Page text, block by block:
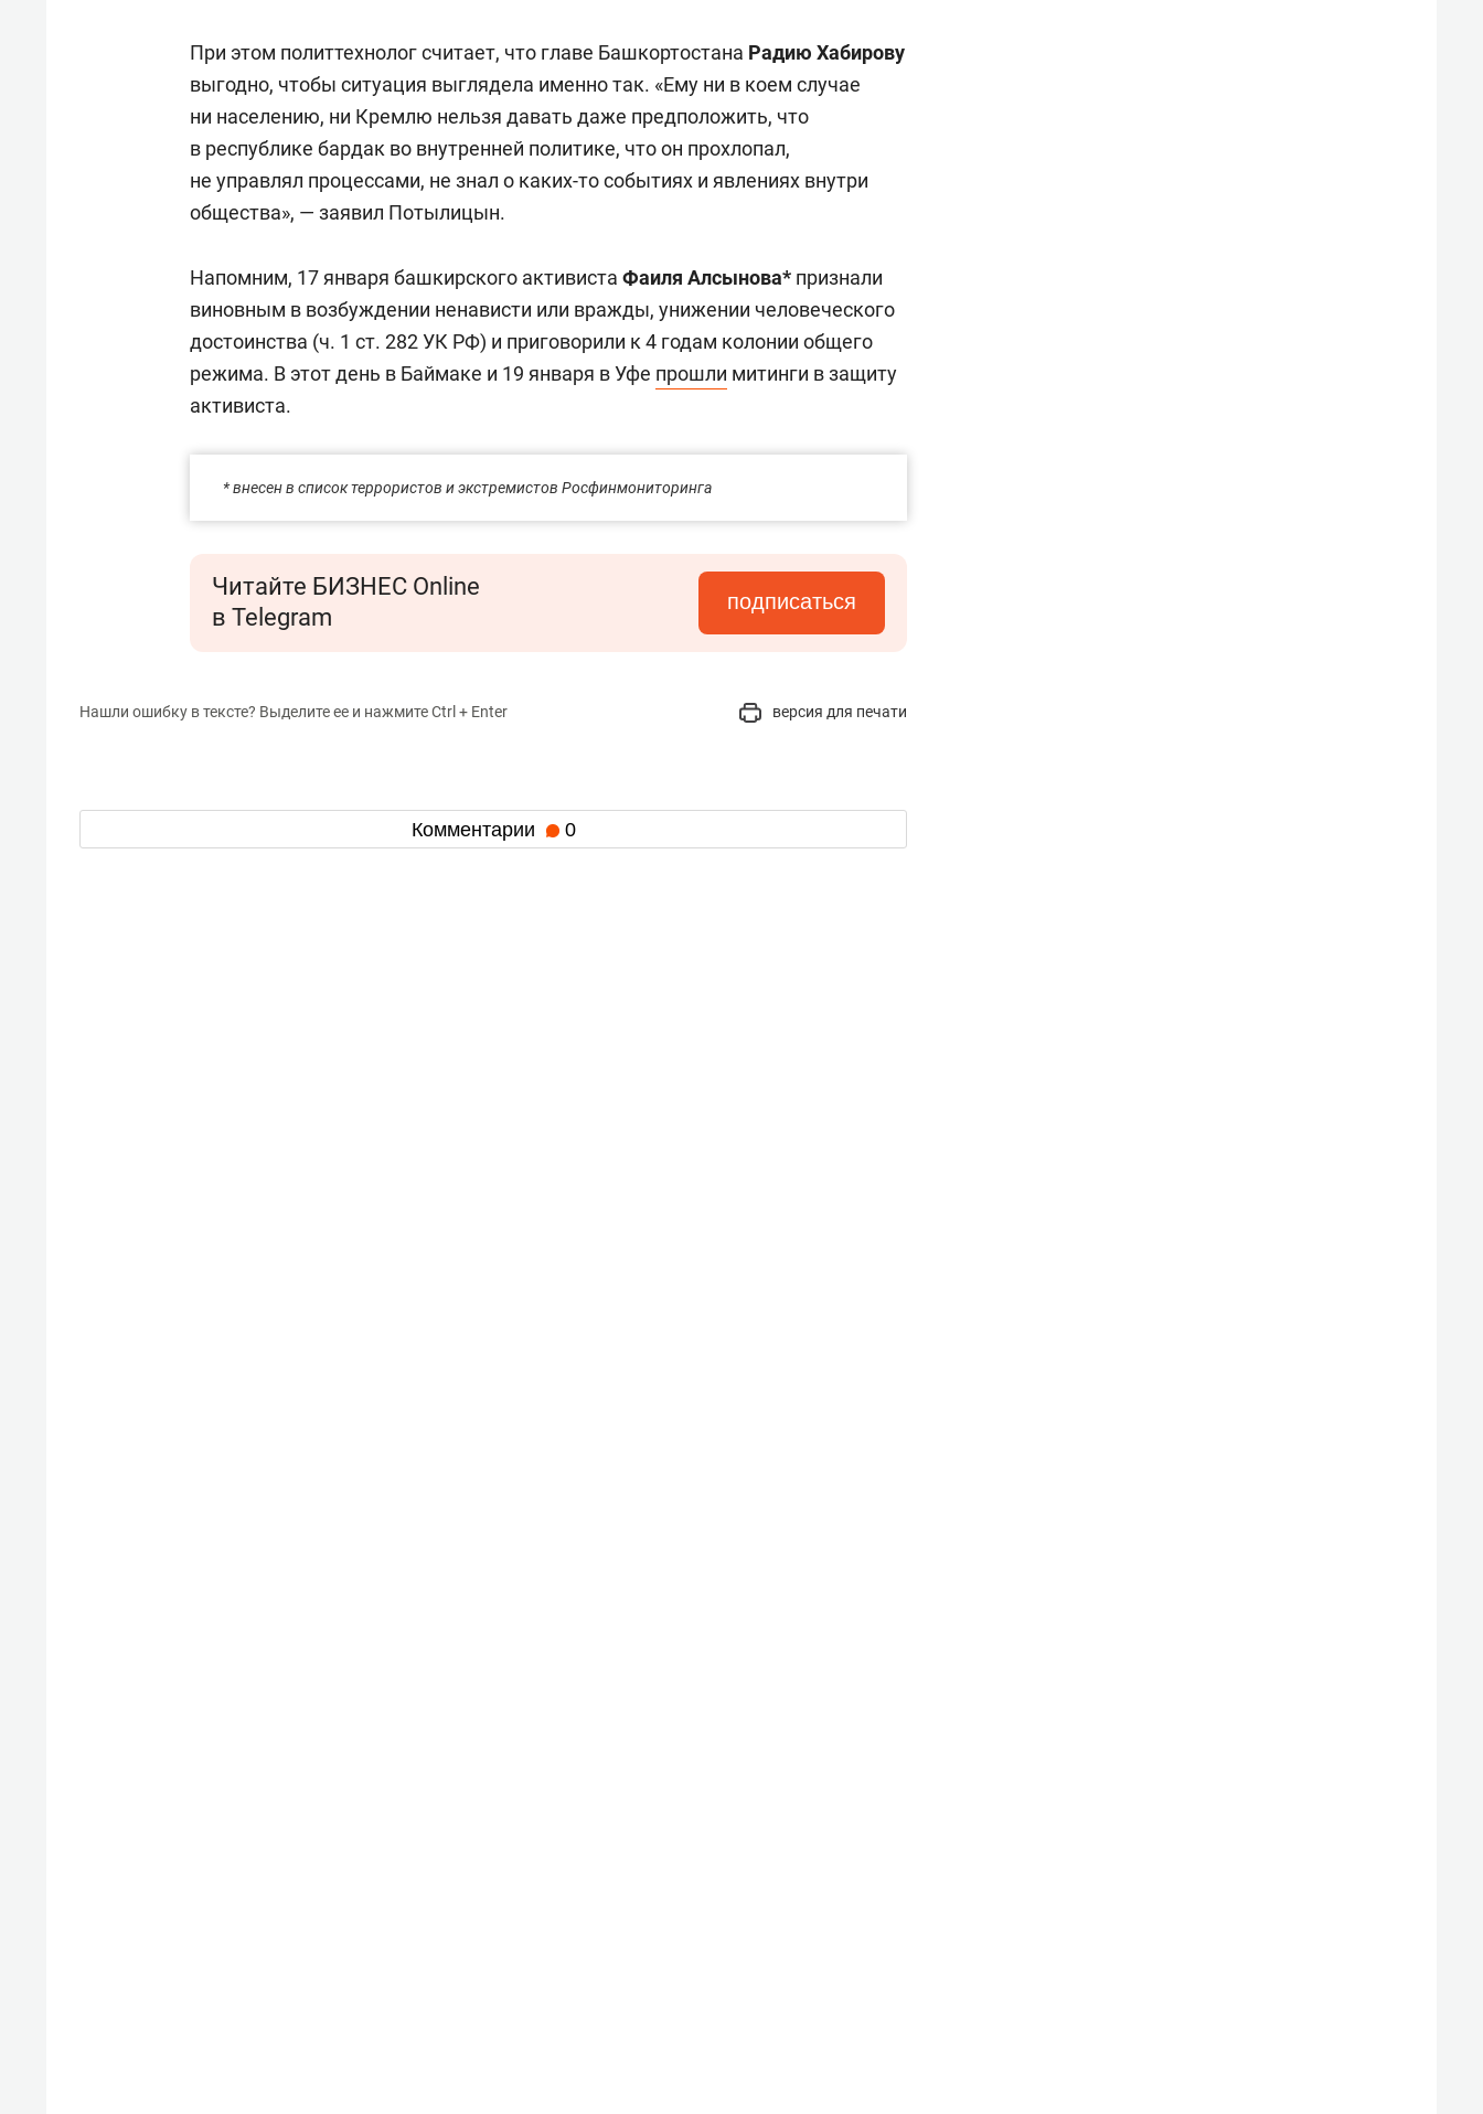
При этом политтехнолог считает, что главе Башкортостана Радию Хабирову
выгодно, чтобы ситуация выглядела именно так. «Ему ни в коем случае
ни населению, ни Кремлю нельзя давать даже предположить, что
в республике бардак во внутренней политике, что он прохлопал,
не управлял процессами, не знал о каких-то событиях и явлениях внутри
общества», — заявил Потылицын.
Напомним, 17 января башкирского активиста Фаиля Алсынова* признали
виновным в возбуждении ненависти или вражды, унижении человеческого
достоинства (ч. 1 ст. 282 УК РФ) и приговорили к 4 годам колонии общего
режима. В этот день в Баймаке и 19 января в Уфе прошли митинги в защиту
активиста.
* внесен в список террористов и экстремистов Росфинмониторинга
Читайте БИЗНЕС Online
в Telegram
подписаться
Нашли ошибку в тексте? Выделите ее и нажмите Ctrl + Enter версия для печати
Комментарии 0